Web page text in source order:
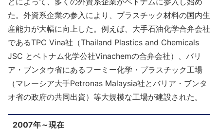
た。外資系企業の参入により、プラスチック材料の国内生
産能力が大幅に向上した。例えば、大手石油化学合弁会社
であるTPC Vina社（Thailand Plastics and Chemicals
JSC とベトナム化学公社Vinachemの合弁会社）、バリ
ア・ブンタウ省にあるフーミー化学・プラスチック工場
（マレーシア大手Petronas Malaysia社とバリア・ブンタ
オ省の政府の共同出資）等大規模な工場が建設された。
2007年～現在